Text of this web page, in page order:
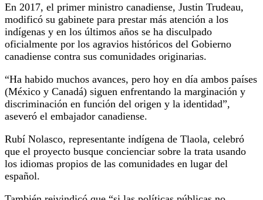
En 2017, el primer ministro canadiense, Justin Trudeau,
modificó su gabinete para prestar más atención a los
indígenas y en los últimos años se ha disculpado
oficialmente por los agravios históricos del Gobierno
canadiense contra sus comunidades originarias.
“Ha habido muchos avances, pero hoy en día ambos países
(México y Canadá) siguen enfrentando la marginación y
discriminación en función del origen y la identidad”,
aseveró el embajador canadiense.
Rubí Nolasco, representante indígena de Tlaola, celebró
que el proyecto busque concienciar sobre la trata usando
los idiomas propios de las comunidades en lugar del
español.